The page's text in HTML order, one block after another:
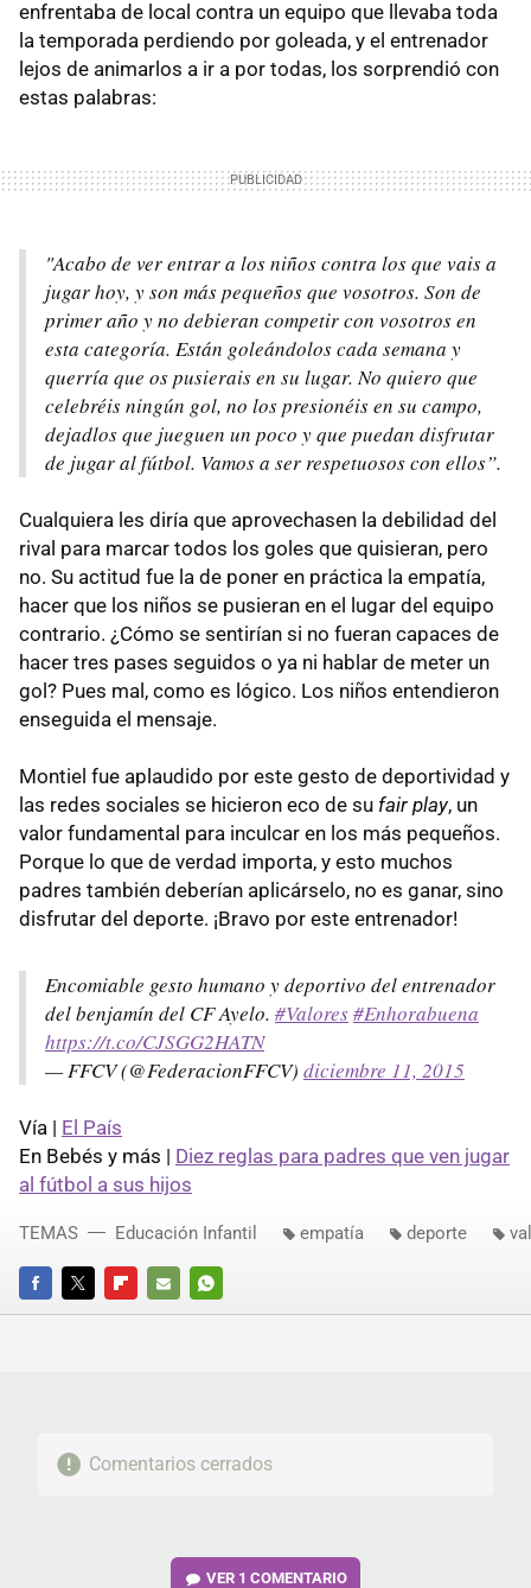
enfrentaba de local contra un equipo que llevaba toda
la temporada perdiendo por goleada, y el entrenador
lejos de animarlos a ir a por todas, los sorprendió con
estas palabras:
"Acabo de ver entrar a los niños contra los que vais a
jugar hoy, y son más pequeños que vosotros. Son de
primer año y no debieran competir con vosotros en
esta categoría. Están goleándolos cada semana y
querría que os pusierais en su lugar. No quiero que
celebréis ningún gol, no los presionéis en su campo,
dejadlos que jueguen un poco y que puedan disfrutar
de jugar al fútbol. Vamos a ser respetuosos con ellos”.
Cualquiera les diría que aprovechasen la debilidad del
rival para marcar todos los goles que quisieran, pero
no. Su actitud fue la de poner en práctica la empatía,
hacer que los niños se pusieran en el lugar del equipo
contrario. ¿Cómo se sentirían si no fueran capaces de
hacer tres pases seguidos o ya ni hablar de meter un
gol? Pues mal, como es lógico. Los niños entendieron
enseguida el mensaje.
Montiel fue aplaudido por este gesto de deportividad y
las redes sociales se hicieron eco de su fair play, un
valor fundamental para inculcar en los más pequeños.
Porque lo que de verdad importa, y esto muchos
padres también deberían aplicárselo, no es ganar, sino
disfrutar del deporte. ¡Bravo por este entrenador!
Encomiable gesto humano y deportivo del entrenador
del benjamín del CF Ayelo. #Valores#Enhorabuena
https://t.co/CJSGG2HATN
— FFCV (@FederacionFFCV) diciembre 11, 2015
Vía | El País
En Bebés y más | Diez reglas para padres que ven jugar
al fútbol a sus hijos
FACEBOOKTWITTERFLIPBOARD
E-
WHATSAPP
TEMAS Educación Infantil empatía deporte
Comentarios cerrados
VER 1 COMENTARIO